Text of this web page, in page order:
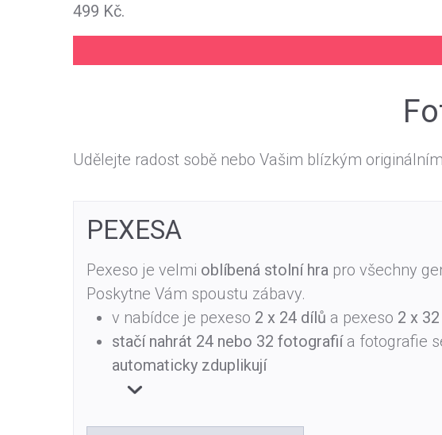
499 Kč.
Udělejte radost sobě nebo Vašim blízkým
PEXESA
Pexeso je velmi oblíbená stolní hra pro všechny
Poskytne Vám spoustu zábavy.
v nabídce je pexeso 2 x 24 dílů a pexeso 2 x
stačí nahrát 24 nebo 32 fotografiía fotografie
automaticky zduplikují